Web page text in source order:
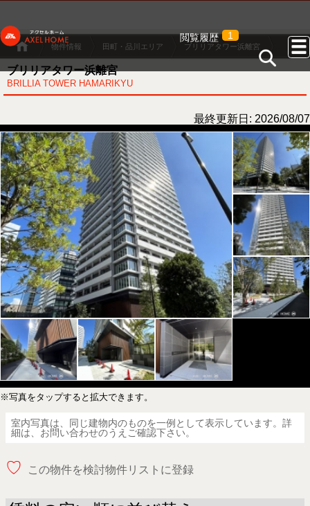
閲覧履歴 1
物件情報 田町・品川エリア ブリリアタワー浜離宮
ブリリアタワー浜離宮
BRILLIA TOWER HAMARIKYU
最終更新日: 2026/08/07
※写真をタップすると拡大できます。
室内写真は、同じ建物内のものを一例として表示しています。詳
細は、お問い合わせのうえご確認下さい。
♡ この物件を検討物件リストに登録